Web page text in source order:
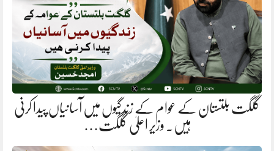
گلگت بلتستان کے عوام کے زندگیوں میں آسانیاں پیدا کرنی
ہیں. وزیر اعلیٰ گلگت…